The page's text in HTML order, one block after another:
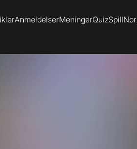
AnmeldelserMeningerQuiz